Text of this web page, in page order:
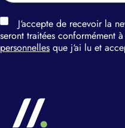
J‘accepte de recevoir la
seront traitées conformément
personnelles que j‘ai lu et